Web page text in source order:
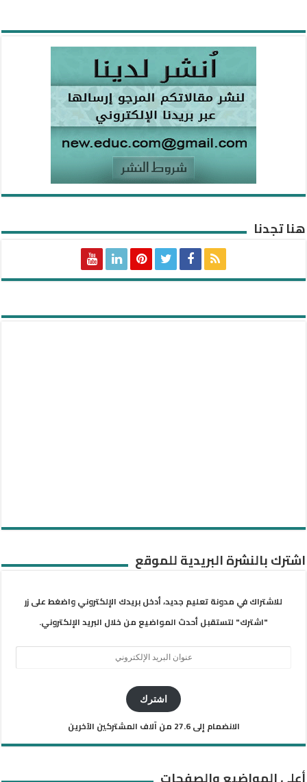
هنا تجدنا
اشترك بالنشرة البريدية للموقع
للاشتراك في مدونة تعليم جديد، أدخل بريدك الإلكتروني واضغط على زر
"اشترك" لتستقبل أحدث المواضيع من خلال البريد الإلكتروني.
اشترك
الانضمام إلى 27.6 من آلاف المشتركين الآخرين